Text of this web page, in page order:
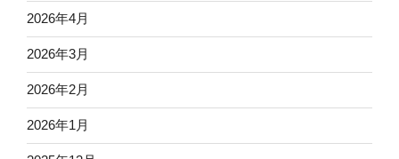
2026年4月
2026年3月
2026年2月
2026年1月